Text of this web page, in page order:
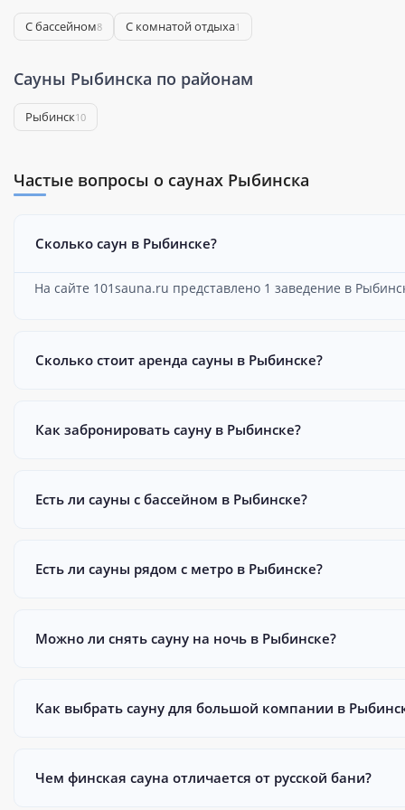
С бассейном8 С комнатой отдыха1
Сауны Рыбинска по районам
Рыбинск10
Частые вопросы о саунах Рыбинска
Сколько саун в Рыбинске?
На сайте 101sauna.ru представлено 1 заведение в
Сколько стоит аренда сауны в Рыбинске?
Как забронировать сауну в Рыбинске?
Есть ли сауны с бассейном в Рыбинске?
Есть ли сауны рядом с метро в Рыбинске?
Можно ли снять сауну на ночь в Рыбинске?
Как выбрать сауну для большой компании в
Чем финская сауна отличается от русской бани?